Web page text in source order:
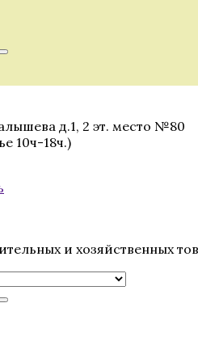
Поиск
д.1, 2 эт. место №80
10ч-18ч.)
и хозяйственных